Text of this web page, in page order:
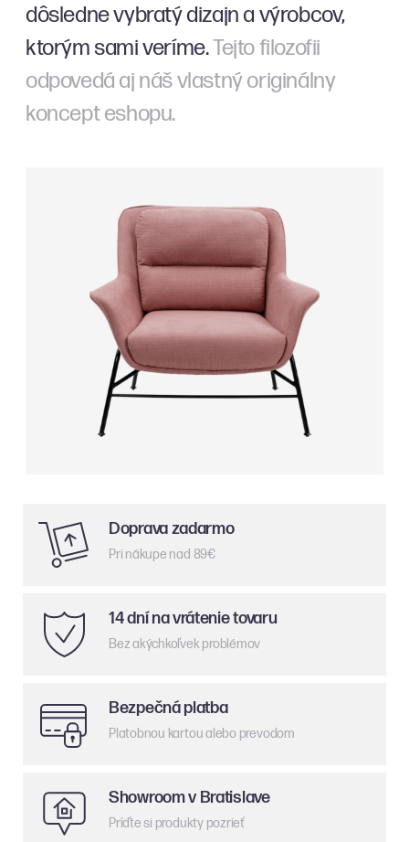
dôsledne vybratý dizajn a výrobcov,
ktorým sami veríme.Tejto filozofii
odpovedá aj náš vlastný originálny
koncept eshopu.
Doprava zadarmo
Pri nákupe nad 89€
14 dní na vrátenie tovaru
Bez akýchkoľvek problémov
Bezpečná platba
Platobnou kartou alebo prevodom
Showroom v Bratislave
Príďte si produkty pozrieť